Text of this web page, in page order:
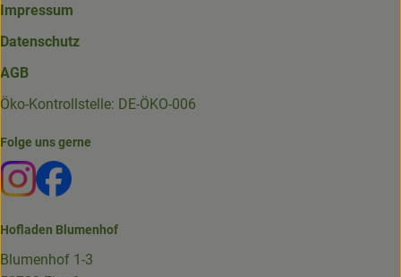
Impressum
Datenschutz
AGB
Öko-Kontrollstelle: DE-ÖKO-006
Folge uns gerne
Externer Link zu https://www.instagram.com/die.hofkiste/
Externer Link zu https://www.facebook.com/p/Die-
Hofladen Blumenhof
Blumenhof 1-3